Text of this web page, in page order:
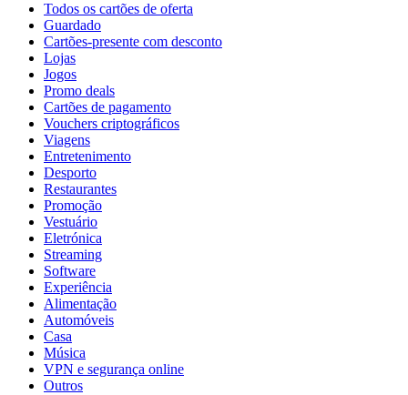
Todos os cartões de oferta
Guardado
Cartões-presente com desconto
Lojas
Jogos
Promo deals
Cartões de pagamento
Vouchers criptográficos
Viagens
Entretenimento
Desporto
Restaurantes
Promoção
Vestuário
Eletrónica
Streaming
Software
Experiência
Alimentação
Automóveis
Casa
Música
VPN e segurança online
Outros